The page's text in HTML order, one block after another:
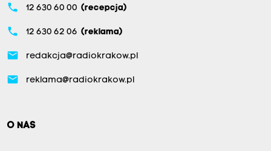
phone 12 630 60 00 (recepcja)
phone 12 630 62 06 (reklama)
email redakcja@radiokrakow.pl
email reklama@radiokrakow.pl
O NAS